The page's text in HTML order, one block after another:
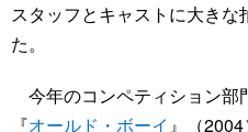
スタッフとキャストに大き
た。
今年のコンペティション部
『オールド・ボーイ 』（